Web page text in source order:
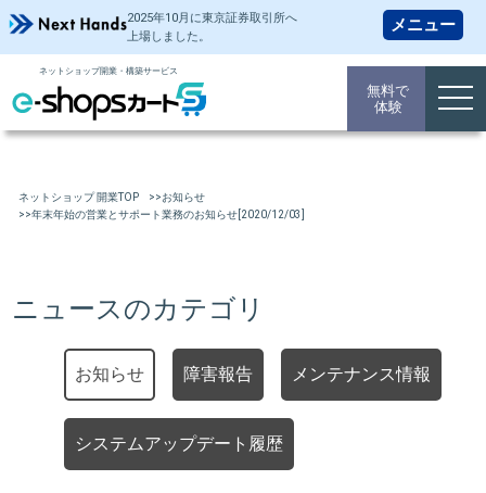
2025年10月に東京証券取引所へ
上場しました。
ネットショップ開業・構築サービス
無料で
体験
ネットショップ 開業TOP
お知らせ
年末年始の営業とサポート業務のお知らせ[2020/12/03]
ニュースのカテゴリ
お知らせ 障害報告 メンテナンス情報
システムアップデート履歴